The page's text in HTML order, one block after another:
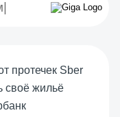
протечек Sber
своё жильё